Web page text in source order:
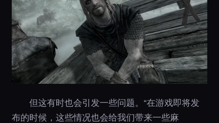
但这有时也会引发一些问题。“在游戏即将发
布的时候，这些情况也会给我们带来一些麻